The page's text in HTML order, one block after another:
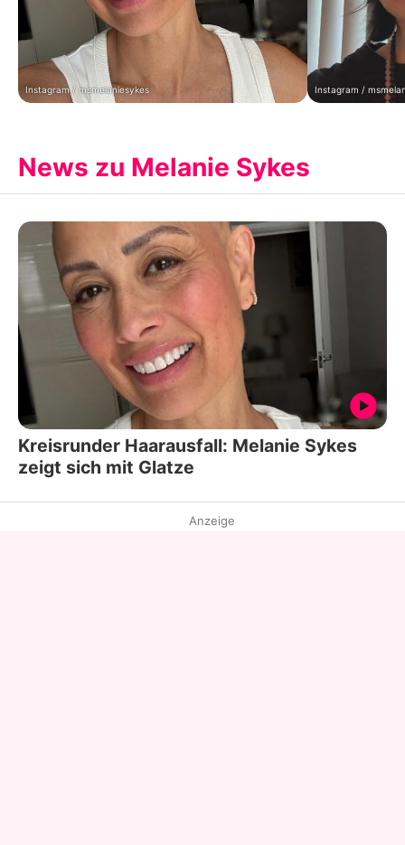
Instagram / msmelaniesykes Instagram /
News zu Melanie Sykes
Kreisrunder Haarausfall: Melanie Sykes
zeigt sich mit Glatze
Anzeige